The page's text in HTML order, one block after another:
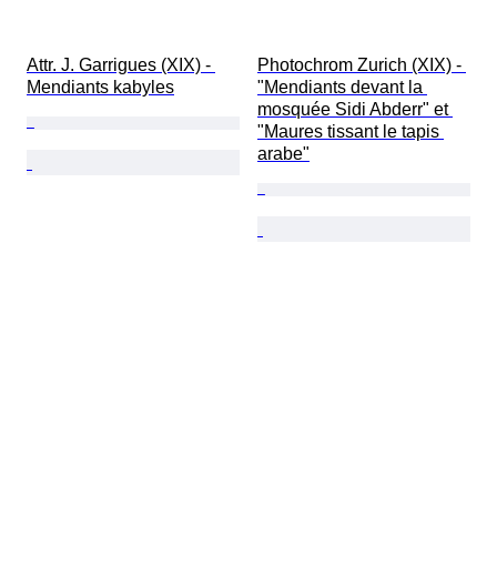
Attr. J. Garrigues (XIX) -
Mendiants kabyles
Photochrom Zurich (XIX) -
"Mendiants devant la
mosquée Sidi Abderr" et
"Maures tissant le tapis
arabe"